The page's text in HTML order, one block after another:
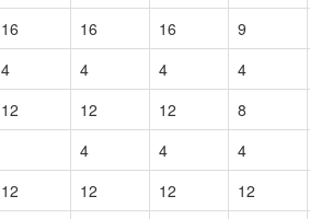
16 16 16 9
4 4 4 4
12 12 12 8
4 4 4
12 12 12 12